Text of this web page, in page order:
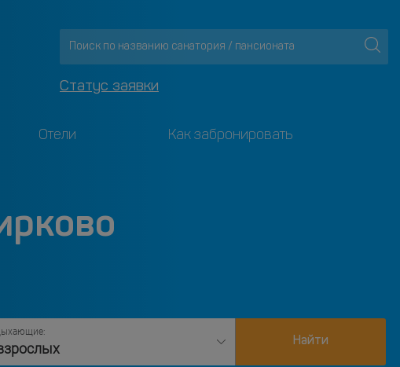
Статус заявки
Отели Как забронировать
Найти